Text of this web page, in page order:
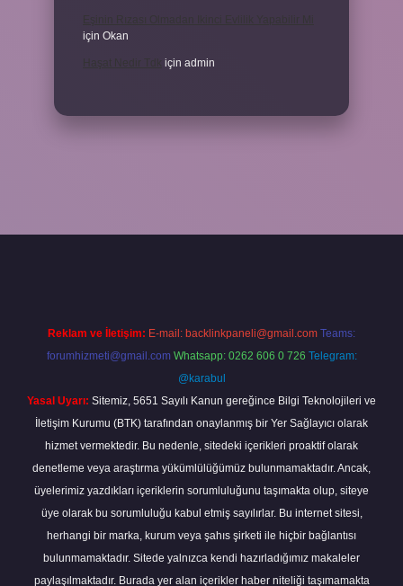
için Okan
için admin
Reklam ve İletişim: E-mail: backlinkpaneli@gmail.com Teams:
forumhizmeti@gmail.com Whatsapp: 0262 606 0 726 Telegram:
@karabul
Yasal Uyarı: Sitemiz, 5651 Sayılı Kanun gereğince Bilgi Teknolojileri ve
İletişim Kurumu (BTK) tarafından onaylanmış bir Yer Sağlayıcı olarak
hizmet vermektedir. Bu nedenle, sitedeki içerikleri proaktif olarak
denetleme veya araştırma yükümlülüğümüz bulunmamaktadır. Ancak,
üyelerimiz yazdıkları içeriklerin sorumluluğunu taşımakta olup, siteye
üye olarak bu sorumluluğu kabul etmiş sayılırlar. Bu internet sitesi,
herhangi bir marka, kurum veya şahıs şirketi ile hiçbir bağlantısı
bulunmamaktadır. Sitede yalnızca kendi hazırladığımız makaleler
paylaşılmaktadır. Burada yer alan içerikler haber niteliği taşımamakta